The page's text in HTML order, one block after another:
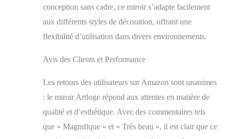
miroirs de salle de
bains, nous
garantissons toujours la
le test de chute, le test
de choc, le test de forte
pression, etc
conception sans cadre, ce miroir s’adapte facilement
aux différents styles de décoration, offrant une
flexibilité d’utilisation dans divers environnements.
Avis des Clients et Performance
Les retours des utilisateurs sur Amazon sont unanimes
: le miroir Artloge répond aux attentes en matière de
qualité et d’esthétique. Avec des commentaires tels
que « Magnifique » et « Très beau », il est clair que ce